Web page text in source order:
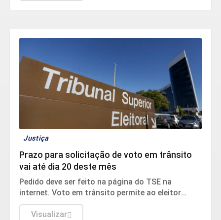
Justiça
Prazo para solicitação de voto em trânsito
vai até dia 20 deste mês
Pedido deve ser feito na página do TSE na
internet. Voto em trânsito permite ao eleitor
votar fora de sua cidade no dia da eleição.
Visualizar